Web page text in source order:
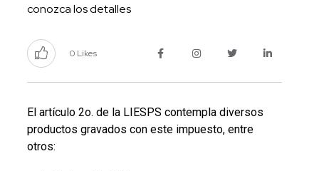
conozca los detalles
0 Likes
El artículo 2o. de la LIESPS contempla diversos
productos gravados con este impuesto, entre
otros: